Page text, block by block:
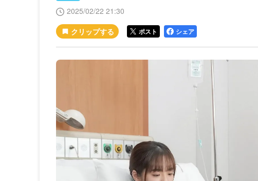
2025/02/22 21:30
ポスト シェア